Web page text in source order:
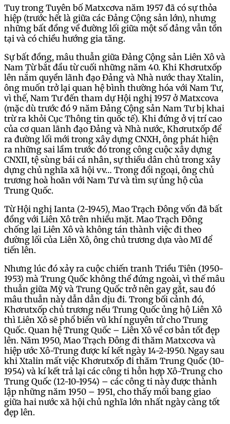
Tuy trong Tuyên bố Matxcơva năm 1957 đã có sự thỏa
hiệp (trước hết là giữa các Đảng Cộng sản lớn), nhưng
những bất đồng về đường lối giữa một số đảng vẫn tồn
tại và có chiều hướng gia tăng.
Sự bất đồng, mâu thuẫn giữa Đảng Cộng sản Liên Xô và
Nam Từ bắt đầu từ cuối những năm 40. Khi Khơrutxốp
lên nắm quyền lãnh đạo Đảng và Nhà nước thay Xtalin,
ông muốn trở lại quan hệ bình thường hóa với Nam Tư,
vì thế, Nam Tư đến tham dự Hội nghị 1957 ở Matxcova
(mặc dù trước đó 9 năm Đảng Cộng sản Nam Tư bị khai
trừ ra khỏi Cục Thông tin quốc tế). Khi đứng ở vị trí cao
của cơ quan lãnh đạo Đảng và Nhà nước, Khơrutxốp để
ra đường lối mới trong xây dựng CNXH, ông phát hiện
ra những sai lầm trước đó trong công cuộc xây dựng
CNXII, tệ sùng bái cá nhân, sự thiếu dân chủ trong xây
dựng chủ nghĩa xã hội vv… Trong đổi ngoại, ông chủ
trương hoà hoãn với Nam Tư và tìm sự ủng hộ của
Trung Quốc.
Từ Hội nghị Ianta (2-1945), Mao Trạch Đông vốn đã bất
đồng với Liên Xô trên nhiều mặt. Mao Trạch Đông
chống lại Liên Xô và không tán thành việc đi theo
đường lối của Liên Xô, ông chủ trương dựa vào Mĩ để
tiến lên.
Nhưng lúc đó xảy ra cuộc chiến tranh Triều Tiên (1950-
1953) mà Trung Quốc không thể đứng ngoài, vì thế mâu
thuẫn giữa Mỹ và Trung Quốc trở nên gay gắt, sau đó
mâu thuẫn này dẫn dẫn dịu đi. Trong bối cảnh đó,
Khơrutxốp chủ trương nếu Trung Quốc ủng hộ Liên Xô
thì Liên Xô sẽ phổ biển vũ khí nguyên tử cho Trung
Quốc. Quan hệ Trung Quốc – Liên Xô về cơ bản tốt đẹp
lên. Năm 1950, Mao Trạch Đông đi thăm Matxcơva và
hiệp ước Xô-Trung được kí kết ngày 14-2-1950. Ngay sau
khi Xtalin mất việc Khơrutxốp đi thăm Trung Quốc (10-
1954) và kí kết trả lại các công ti hỗn hợp Xô-Trung cho
Trung Quốc (12-10-1954) – các công ti này được thành
lập những năm 1950 – 1951, cho thấy mối bang giao
giữa hai nước xã hội chủ nghĩa lớn nhất ngày càng tốt
đẹp lên.